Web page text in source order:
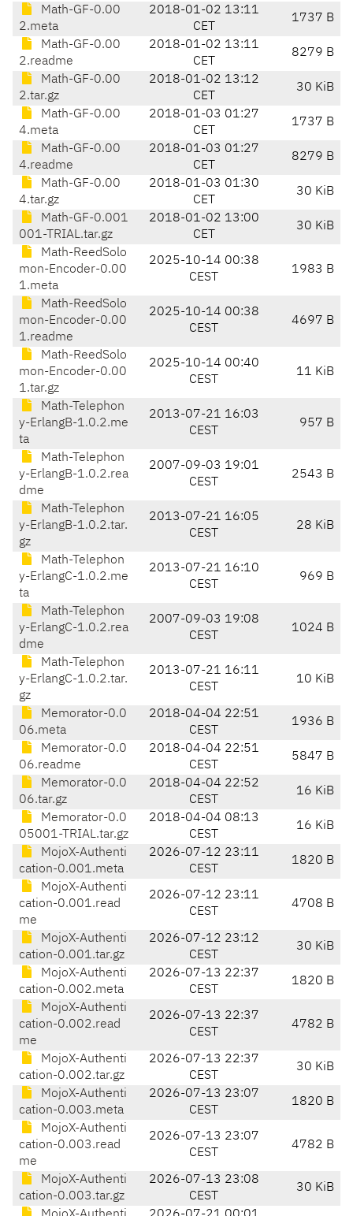
Math-GF-0.00
2.meta
2018-01-02 13:11
CET
1737 B
Math-GF-0.00
2.readme
2018-01-02 13:11
CET
8279 B
Math-GF-0.00
2.tar.gz
2018-01-02 13:12
CET
30 KiB
Math-GF-0.00
4.meta
2018-01-03 01:27
CET
1737 B
Math-GF-0.00
4.readme
2018-01-03 01:27
CET
8279 B
Math-GF-0.00
4.tar.gz
2018-01-03 01:30
CET
30 KiB
Math-GF-0.001
001-TRIAL.tar.gz
2018-01-02 13:00
CET
30 KiB
Math-ReedSolo
mon-Encoder-0.00
1.meta
2025-10-14 00:38
CEST
1983 B
Math-ReedSolo
mon-Encoder-0.00
1.readme
2025-10-14 00:38
CEST
4697 B
Math-ReedSolo
mon-Encoder-0.00
1.tar.gz
2025-10-14 00:40
CEST
11 KiB
Math-Telephon
y-ErlangB-1.0.2.me
ta
2013-07-21 16:03
CEST
957 B
Math-Telephon
y-ErlangB-1.0.2.rea
dme
2007-09-03 19:01
CEST
2543 B
Math-Telephon
y-ErlangB-1.0.2.tar.
gz
2013-07-21 16:05
CEST
28 KiB
Math-Telephon
y-ErlangC-1.0.2.me
ta
2013-07-21 16:10
CEST
969 B
Math-Telephon
y-ErlangC-1.0.2.rea
dme
2007-09-03 19:08
CEST
1024 B
Math-Telephon
y-ErlangC-1.0.2.tar.
gz
2013-07-21 16:11
CEST
10 KiB
Memorator-0.0
06.meta
2018-04-04 22:51
CEST
1936 B
Memorator-0.0
06.readme
2018-04-04 22:51
CEST
5847 B
Memorator-0.0
06.tar.gz
2018-04-04 22:52
CEST
16 KiB
Memorator-0.0
05001-TRIAL.tar.gz
2018-04-04 08:13
CEST
16 KiB
MojoX-Authenti
cation-0.001.meta
2026-07-12 23:11
CEST
1820 B
MojoX-Authenti
cation-0.001.read
me
2026-07-12 23:11
CEST
4708 B
MojoX-Authenti
cation-0.001.tar.gz
2026-07-12 23:12
CEST
30 KiB
MojoX-Authenti
cation-0.002.meta
2026-07-13 22:37
CEST
1820 B
MojoX-Authenti
cation-0.002.read
me
2026-07-13 22:37
CEST
4782 B
MojoX-Authenti
cation-0.002.tar.gz
2026-07-13 22:37
CEST
30 KiB
MojoX-Authenti
cation-0.003.meta
2026-07-13 23:07
CEST
1820 B
MojoX-Authenti
cation-0.003.read
me
2026-07-13 23:07
CEST
4782 B
MojoX-Authenti
cation-0.003.tar.gz
2026-07-13 23:08
CEST
30 KiB